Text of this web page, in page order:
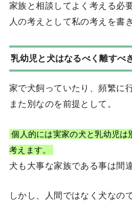
家族と相談してよく考える必
人の考えとして私の考えを書
乳幼児と犬はなるべく離すべ
家で犬飼っていたり、頻繁に
また別なのを前提として。
個人的には実家の犬と乳幼児は
考えます。
犬も大事な家族である事は間
しかし、人間ではなく犬なの